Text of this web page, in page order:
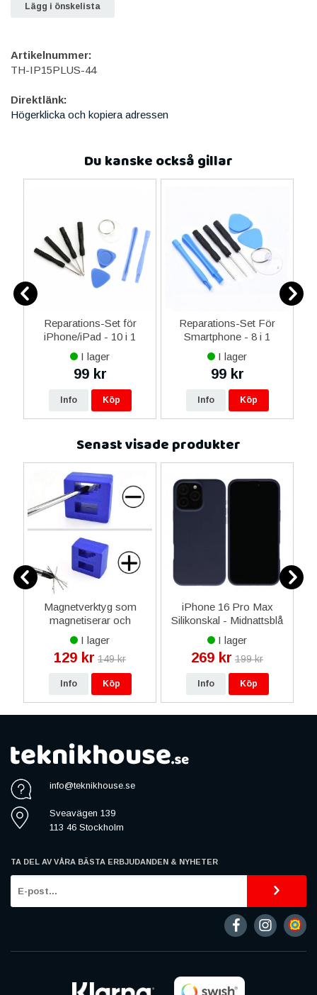
Lägg i önskelista
Artikelnummer:
TH-IP15PLUS-44
Direktlänk:
Högerklicka och kopiera adressen
Du kanske också gillar
Reparations-Set för
iPhone/iPad - 10 i 1
I lager
99 kr
Info Köp
Reparations-Set För
Smartphone - 8 i 1
I lager
99 kr
Info Köp
Senast visade produkter
Magnetverktyg som
magnetiserar och
avmagnetiserar
skruvmejslar
I lager
129 kr 149 kr
Info Köp
iPhone 16 Pro Max
Silikonskal - Midnattsblå
I lager
269 kr 199 kr
Info Köp
info@teknikhouse.se
Sveavägen 139
113 46 Stockholm
TA DEL AV VÅRA BÄSTA ERBJUDANDEN & NYHETER